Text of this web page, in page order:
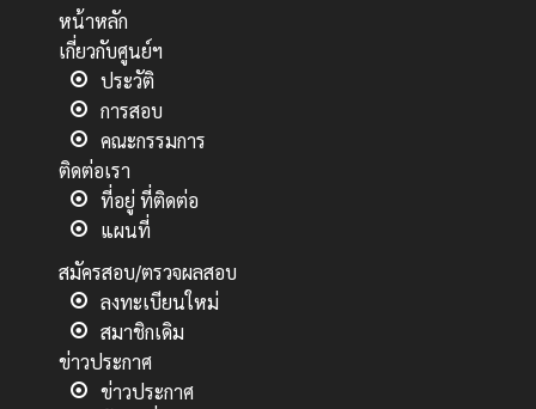
หน้าหลัก
เกี่ยวกับศูนย์ฯ
ประวัติ
การสอบ
คณะกรรมการ
ติดต่อเรา
ที่อยู่ ที่ติดต่อ
แผนที่
สมัครสอบ/ตรวจผลสอบ
ลงทะเบียนใหม่
สมาชิกเดิม
ข่าวประกาศ
ข่าวประกาศ